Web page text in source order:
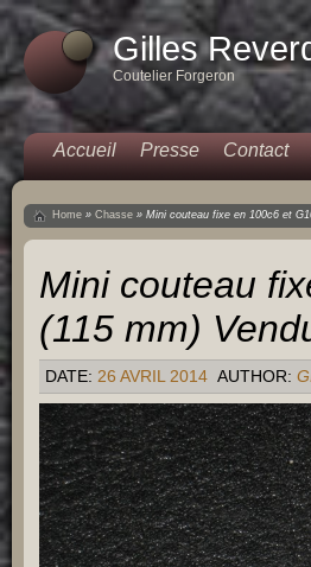
Gilles
Coutelier Forgeron
Accueil Presse Contact
Home » Chasse » Mini couteau fixe en 100c6 et
Mini couteau
(115 mm)
DATE: 26 AVRIL 2014 AUTHOR: